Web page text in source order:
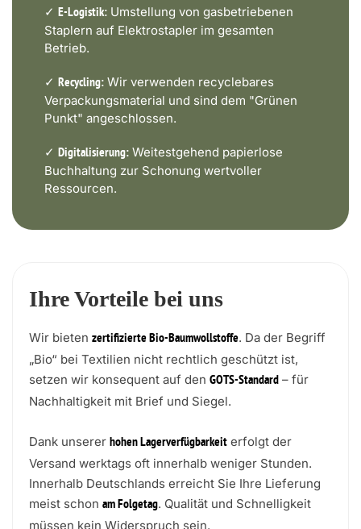
✓ E-Logistik: Umstellung von gasbetriebenen
Staplern auf Elektrostapler im gesamten
Betrieb.
✓ Recycling: Wir verwenden recyclebares
Verpackungsmaterial und sind dem "Grünen
Punkt" angeschlossen.
✓ Digitalisierung: Weitestgehend papierlose
Buchhaltung zur Schonung wertvoller
Ressourcen.
Ihre Vorteile bei uns
Wir bieten zertifizierte Bio-Baumwollstoffe. Da der Begriff
„Bio“ bei Textilien nicht rechtlich geschützt ist,
setzen wir konsequent auf den GOTS-Standard – für
Nachhaltigkeit mit Brief und Siegel.
Dank unserer hohen Lagerverfügbarkeit erfolgt der
Versand werktags oft innerhalb weniger Stunden.
Innerhalb Deutschlands erreicht Sie Ihre Lieferung
meist schon am Folgetag. Qualität und Schnelligkeit
müssen kein Widerspruch sein.